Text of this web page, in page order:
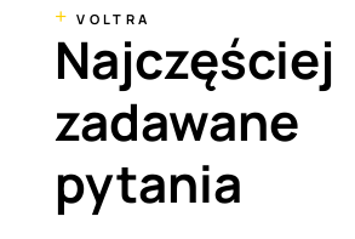
+ VOLTRA
Najczęściej
zadawane
pytania